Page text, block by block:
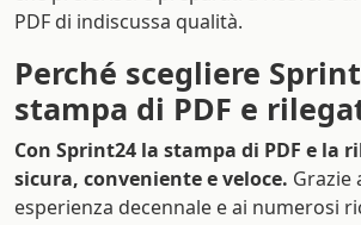
PDF di indiscussa qualità.
Perché scegliere
stampa di PDF e
Con Sprint24 la stampa di PDF e la
sicura, conveniente e veloce. Grazie
esperienza decennale e ai numerosi